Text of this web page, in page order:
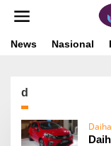
News Nasional
d